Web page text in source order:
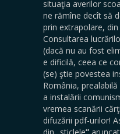
situaţia averilor
ne rămîne decît să
prin extrapolare,
Consultarea
(dacă nu au fost
e dificilă, ceea ce
(se) ştie povestea
România,
a instalării
vremea scanării
difuzării pdf-urilor!
din „sticlele”